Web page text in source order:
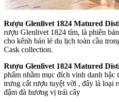
Rượu Glenlivet 1824 Matured
rượu Glenlivet 1824 tím, là phiên
cho kênh bán lẻ du lịch toàn cầu
Cask collection.
Rượu Glenlivet 1824 Matured
phẩm nhằm mục đích vinh danh
trưng cất rượu tuyệt vời , đây là loại
đậm đà hương vị trái cây